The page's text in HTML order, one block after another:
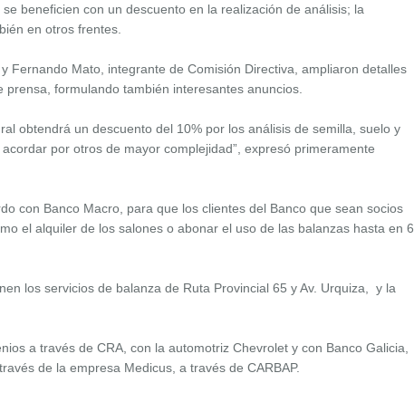
beneficien con un descuento en la realización de análisis; la
en otros frentes.
Fernando Mato, integrante de Comisión Directiva, ampliaron detalles
formulando también interesantes anuncios.
obtendrá un descuento del 10% por los análisis de semilla, suelo y
por otros de mayor complejidad”, expresó primeramente
con Banco Macro, para que los clientes del Banco que sean socios
el alquiler de los salones o abonar el uso de las balanzas hasta en 6
los servicios de balanza de Ruta Provincial 65 y Av. Urquiza, y la
a través de CRA, con la automotriz Chevrolet y con Banco Galicia,
de la empresa Medicus, a través de CARBAP.